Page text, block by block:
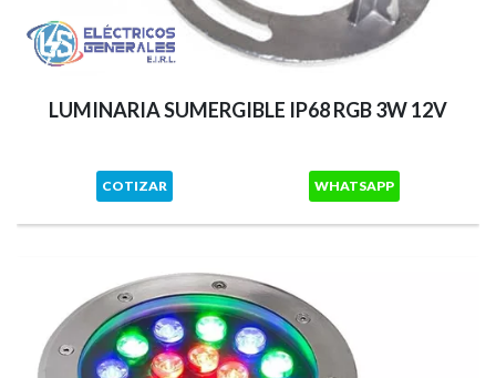
LUMINARIA SUMERGIBLE IP68 RGB 3W 12V
COTIZAR WHATSAPP